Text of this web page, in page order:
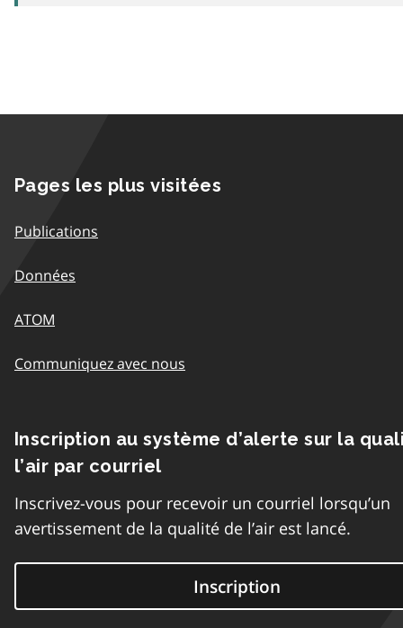
Pages les plus visitées
Publications
Données
ATOM
Communiquez avec nous
Inscription au système d’alerte sur la
l’air par courriel
Inscrivez-vous pour recevoir un courriel lorsqu’un
avertissement de la qualité de l’air est lancé.
Inscription